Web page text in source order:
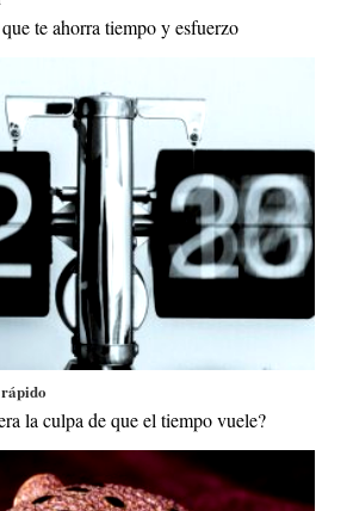
te ahorra tiempo y esfuerzo
la culpa de que el tiempo vuele?